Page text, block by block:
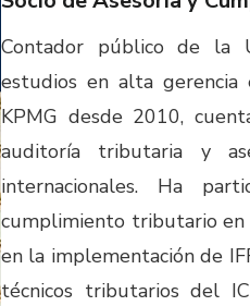
Contador público de la
estudios en alta gerencia
KPMG desde 2010,
auditoría tributaria y
internacionales. Ha
cumplimiento tributario en
en la implementación de
técnicos tributarios del